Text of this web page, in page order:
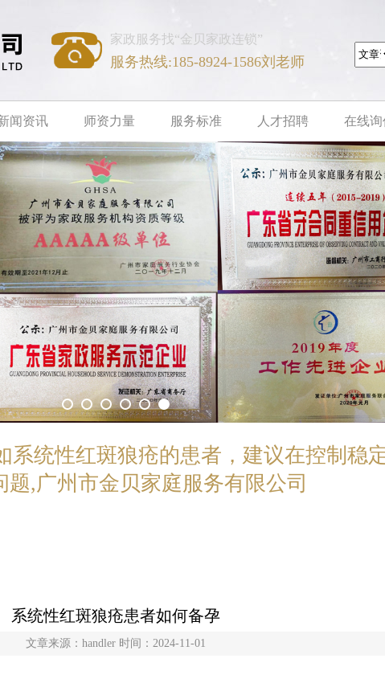
家政服务找“金贝家政连锁”
服务热线:185-8924-1586刘老师
闻资讯 师资力量 服务标准 人才招聘 在线询
系统性红斑狼疮的患者，建议在控制稳
题,广州市金贝家庭服务有限公司
系统性红斑狼疮患者如何备孕
文章来源：handler 时间：2024-11-01